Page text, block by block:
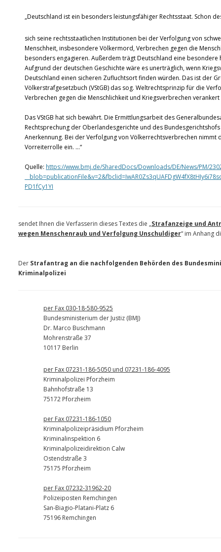
„Deutschland ist ein besonders leistungsfähiger Rechtsstaat. Schon
sich seine rechtsstaatlichen Institutionen bei der Verfolgung von
Menschheit, insbesondere Völkermord, Verbrechen gegen die
besonders engagieren. Außerdem trägt Deutschland eine besondere
Aufgrund der deutschen Geschichte wäre es unerträglich, wenn
Deutschland einen sicheren Zufluchtsort finden würden. Das ist der
Völkerstrafgesetzbuch (VStGB) das sog. Weltrechtsprinzip für die
Verbrechen gegen die Menschlichkeit und Kriegsverbrechen
Das VStGB hat sich bewährt. Die Ermittlungsarbeit des
Rechtsprechung der Oberlandesgerichte und des
Anerkennung. Bei der Verfolgung von Völkerrechtsverbrechen nimmt
Vorreiterrolle ein. …“
Quelle: https://www.bmj.de/SharedDocs/Downloads/DE/News/PM/
PD1fCy1YI
sendet Ihnen die Verfasserin dieses Textes die „Strafanzeige und
wegen Menschenraub und Verfolgung Unschuldiger“ im Anhang
Der Strafantrag an die nachfolgenden Behörden des
Kriminalpolizei
per Fax 030-18-580-9525
Bundesministerium der Justiz (BMJ)
Dr. Marco Buschmann
Mohrenstraße 37
10117 Berlin
per Fax 07231-186-5050 und 07231-186-4095
Kriminalpolizei Pforzheim
Bahnhofstraße 13
75172 Pforzheim
per Fax 07231-186-1050
Kriminalpolizeipräsidium Pforzheim
Kriminalinspektion 6
Kriminalpolizeidirektion Calw
Ostendstraße 3
75175 Pforzheim
per Fax 07232-31962-20
Polizeiposten Remchingen
San-Biagio-Platani-Platz 6
75196 Remchingen